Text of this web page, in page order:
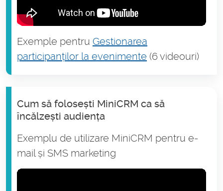
Exemple pentru Gestionarea
participanților la evenimente (6 videouri)
Cum să folosești MiniCRM ca să
încălzești audiența
Exemplu de utilizare MiniCRM pentru e-
mail și SMS marketing